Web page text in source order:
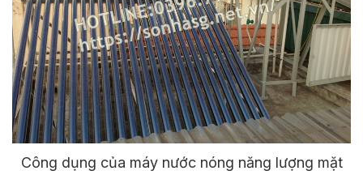
Công dụng của máy nước nóng năng lượng mặt